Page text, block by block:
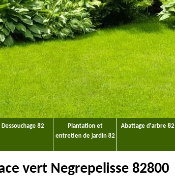
Dessouchage 82
Plantation et
entretien de jardin 82
Abattage d'arbre 82
vert Negrepelisse 82800